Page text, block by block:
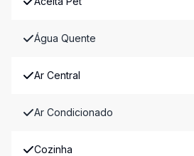
Água Quente
Ar Central
Ar Condicionado
Cozinha